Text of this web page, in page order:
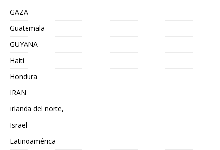
GAZA
Guatemala
GUYANA
Haiti
Hondura
IRAN
Irlanda del norte,
Israel
Latinoamérica